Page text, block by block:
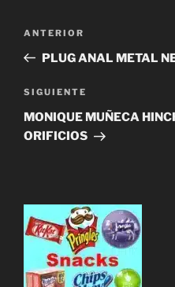
entradas
Entrada
anterior:
ANTERIOR
PLUG ANAL METAL
Siguiente
entrada
SIGUIENTE
MONIQUE MUÑECA
ORIFICIOS